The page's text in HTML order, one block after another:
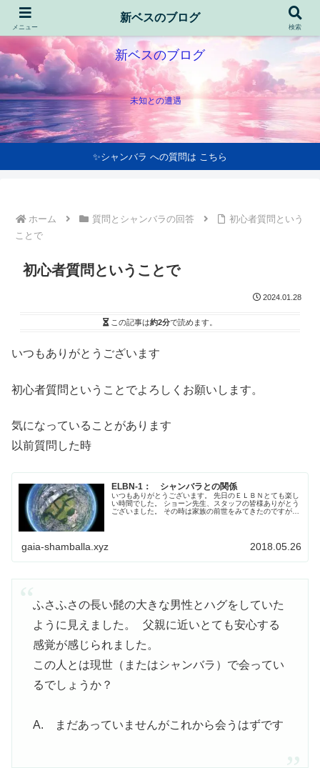
新ベスのブログ
未知との遭遇
✨シャンバラ への質問は こちら
ホーム 質問とシャンバラの回答
初心者質問という
ことで
初心者質問ということで
2024.01.28
この記事は約2分で読めます。
いつもありがとうございます
初心者質問ということでよろしくお願いします。
気になっていることがあります
以前質問した時
ELBN-1： シャンバラとの関係
いつもありがとうございます。 先日のＥＬＢＮとても楽し
い時間でした。 ショーン先生、スタッフの皆様ありがとう
ございました。 その時は家族の前世をみてきたのですが
gaia-shamballa.xyz 2018.05.26
ふさふさの長い髭の大きな男性とハグをしていた
ように見えました。 父親に近いとても安心する
感覚が感じられました。
この人とは現世（またはシャンバラ）で会ってい
るでしょうか？
A. まだあっていませんがこれから会うはずです
メニュー
新ベスのブログ
検索